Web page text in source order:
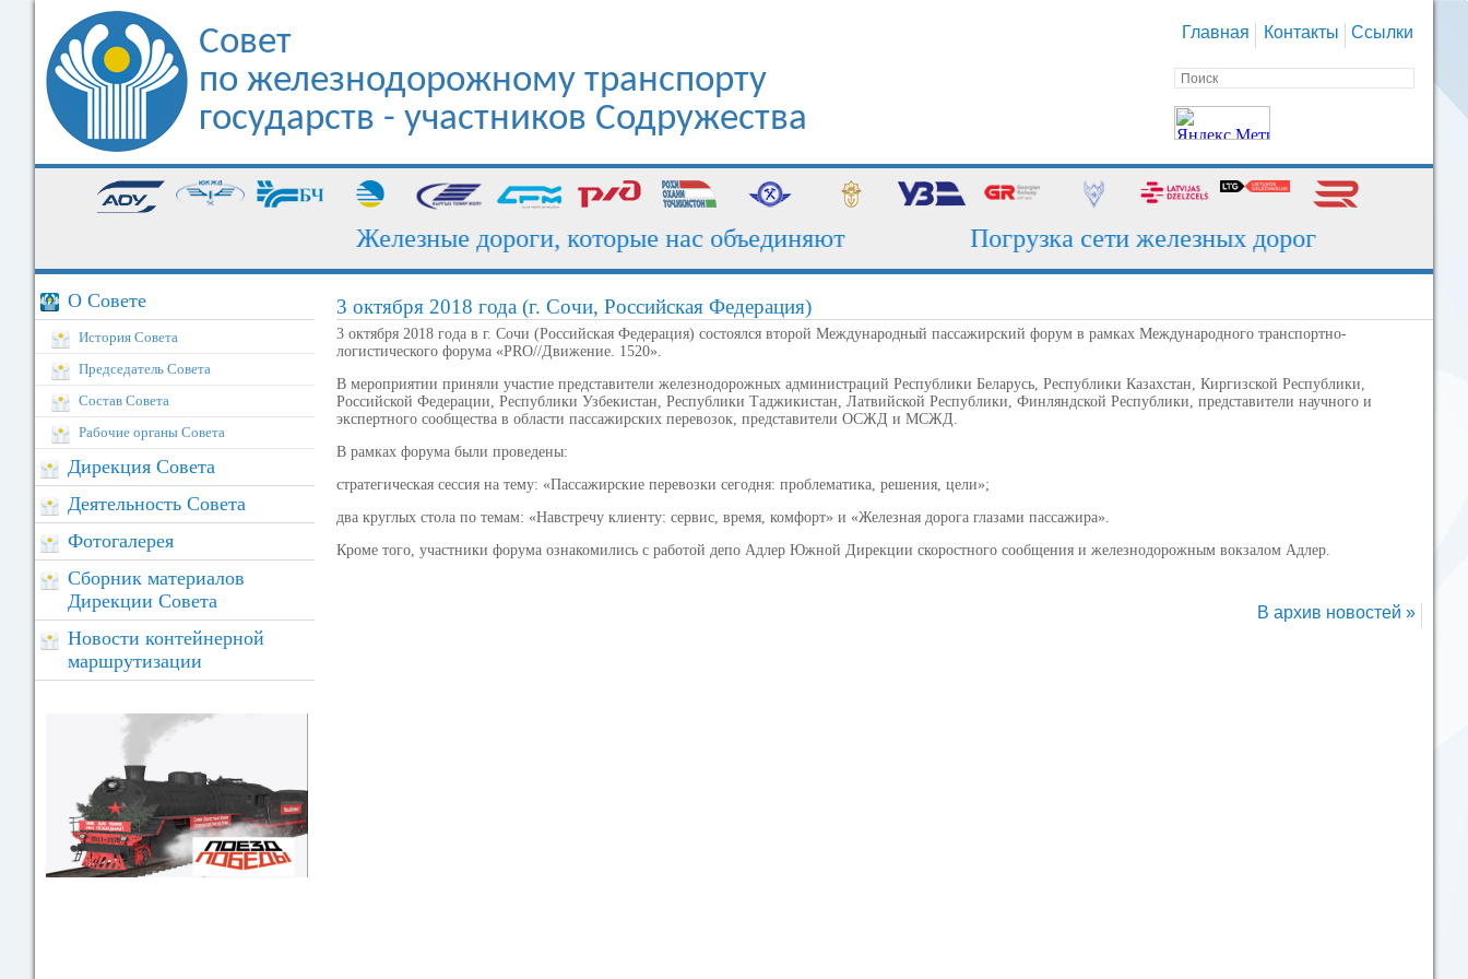
Совет
по железнодорожному транспорту
государств - участников Содружества
Главная Контакты Ссылки
Железные дороги, которые нас объединяют Погрузка сети железных дорог за июль -
О Совете
История Совета
Председатель Совета
Состав Совета
Рабочие органы Совета
Дирекция Совета
Деятельность Совета
Фотогалерея
Сборник материалов
Дирекции Совета
Новости контейнерной
маршрутизации
3 октября 2018 года (г. Сочи, Российская Федерация)
3 октября 2018 года в г. Сочи (Российская Федерация) состоялся второй Международный пассажирский форум в рамках Международного транспортно-
логистического форума «PRO//Движение. 1520».
В мероприятии приняли участие представители железнодорожных администраций Республики Беларусь, Республики Казахстан, Киргизской Республики,
Российской Федерации, Республики Узбекистан, Республики Таджикистан, Латвийской Республики, Финляндской Республики, представители научного и
экспертного сообщества в области пассажирских перевозок, представители ОСЖД и МСЖД.
В рамках форума были проведены:
стратегическая сессия на тему: «Пассажирские перевозки сегодня: проблематика, решения, цели»;
два круглых стола по темам: «Навстречу клиенту: сервис, время, комфорт» и «Железная дорога глазами пассажира».
Кроме того, участники форума ознакомились с работой депо Адлер Южной Дирекции скоростного сообщения и железнодорожным вокзалом Адлер.
В архив новостей »